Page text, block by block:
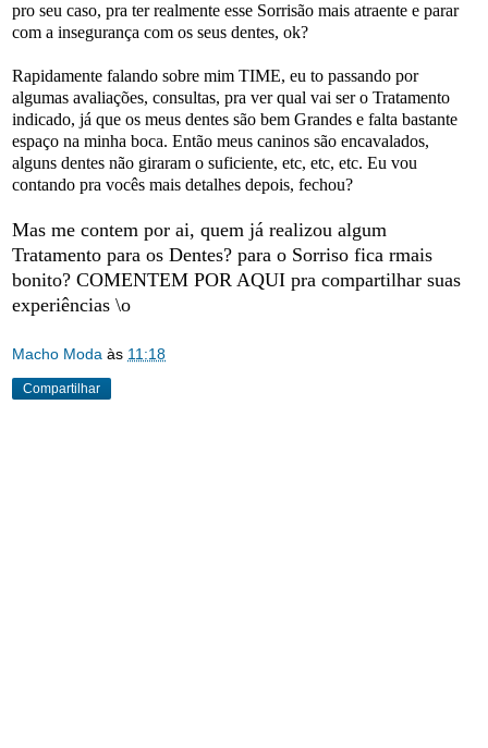
pro seu caso, pra ter realmente esse Sorrisão mais atraente e parar
com a insegurança com os seus dentes, ok?
Rapidamente falando sobre mim TIME, eu to passando por
algumas avaliações, consultas, pra ver qual vai ser o Tratamento
indicado, já que os meus dentes são bem Grandes e falta bastante
espaço na minha boca. Então meus caninos são encavalados,
alguns dentes não giraram o suficiente, etc, etc, etc. Eu vou
contando pra vocês mais detalhes depois, fechou?
Mas me contem por ai, quem já realizou algum
Tratamento para os Dentes? para o Sorriso fica rmais
bonito? COMENTEM POR AQUI pra compartilhar suas
experiências \o
Macho Moda às 11:18
Compartilhar